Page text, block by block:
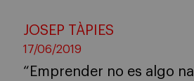
JOSEP TÀPIES
17/06/2019
“Emprender no es algo